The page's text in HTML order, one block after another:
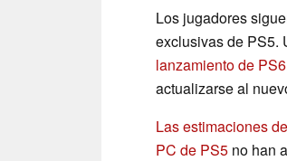
Los jugadores
exclusivas de PS5.
lanzamiento de PS6
actualizarse al
Las estimaciones
PC de PS5 no han